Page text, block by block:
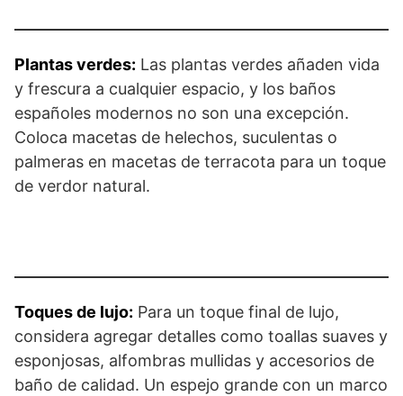
Plantas verdes: Las plantas verdes añaden vida
y frescura a cualquier espacio, y los baños
españoles modernos no son una excepción.
Coloca macetas de helechos, suculentas o
palmeras en macetas de terracota para un toque
de verdor natural.
Toques de lujo: Para un toque final de lujo,
considera agregar detalles como toallas suaves y
esponjosas, alfombras mullidas y accesorios de
baño de calidad. Un espejo grande con un marco